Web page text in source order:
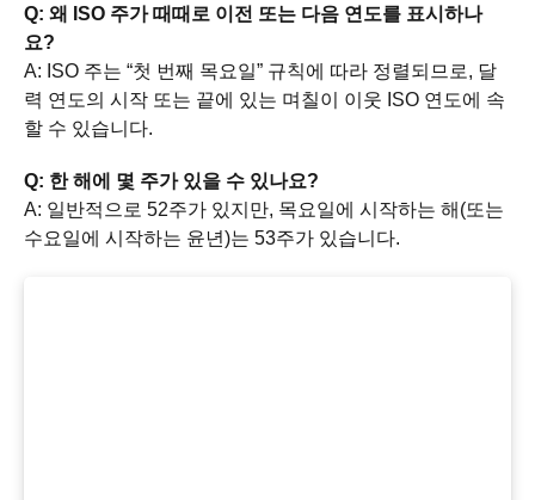
Q: 왜 ISO 주가 때때로 이전 또는 다음 연도를 표시하나
요?
A: ISO 주는 “첫 번째 목요일” 규칙에 따라 정렬되므로, 달
력 연도의 시작 또는 끝에 있는 며칠이 이웃 ISO 연도에 속
할 수 있습니다.
Q: 한 해에 몇 주가 있을 수 있나요?
A: 일반적으로 52주가 있지만, 목요일에 시작하는 해(또는
수요일에 시작하는 윤년)는 53주가 있습니다.